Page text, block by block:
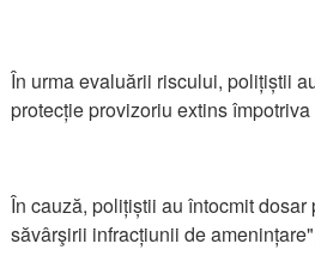
În urma evaluării riscului, polițiștii
protecție provizoriu extins
În cauză, polițiștii au întocmit dosar
săvârşirii infracțiunii de